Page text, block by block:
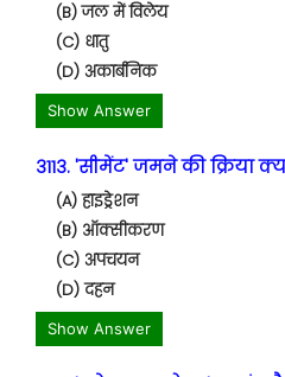
(B) जल में विलेय
(C) धातु
(D) अकार्बनिक
Show Answer
3113. 'सीमेंट' जमने की क्रिया
(A) हाइड्रेशन
(B) ऑक्सीकरण
(C) अपचयन
(D) दहन
Show Answer